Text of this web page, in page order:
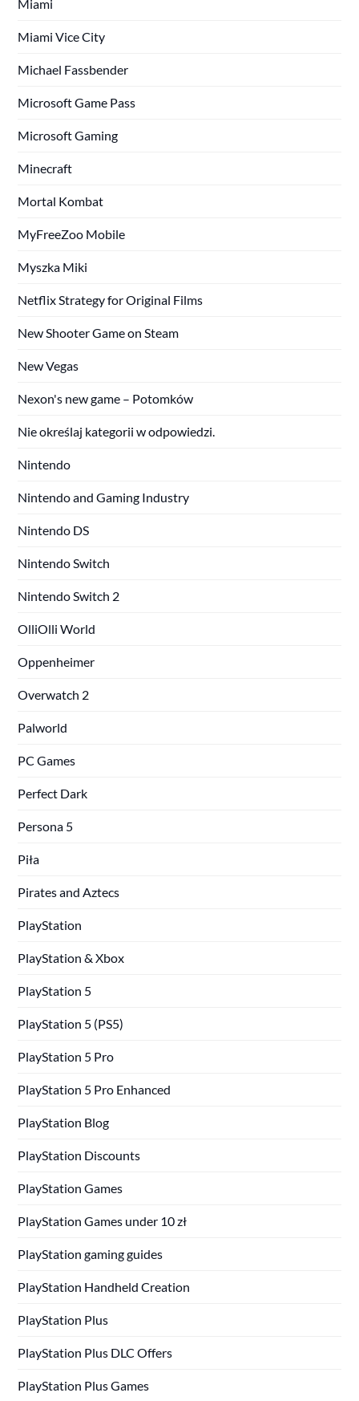
Miami
Miami Vice City
Michael Fassbender
Microsoft Game Pass
Microsoft Gaming
Minecraft
Mortal Kombat
MyFreeZoo Mobile
Myszka Miki
Netflix Strategy for Original Films
New Shooter Game on Steam
New Vegas
Nexon's new game – Potomków
Nie określaj kategorii w odpowiedzi.
Nintendo
Nintendo and Gaming Industry
Nintendo DS
Nintendo Switch
Nintendo Switch 2
OlliOlli World
Oppenheimer
Overwatch 2
Palworld
PC Games
Perfect Dark
Persona 5
Piła
Pirates and Aztecs
PlayStation
PlayStation & Xbox
PlayStation 5
PlayStation 5 (PS5)
PlayStation 5 Pro
PlayStation 5 Pro Enhanced
PlayStation Blog
PlayStation Discounts
PlayStation Games
PlayStation Games under 10 zł
PlayStation gaming guides
PlayStation Handheld Creation
PlayStation Plus
PlayStation Plus DLC Offers
PlayStation Plus Games